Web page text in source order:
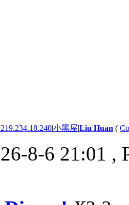
|小黑屋|Liu Huan (
8-6 21:01 ,